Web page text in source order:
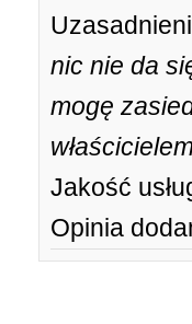
nic nie da
mogę
Jakość
Opinia